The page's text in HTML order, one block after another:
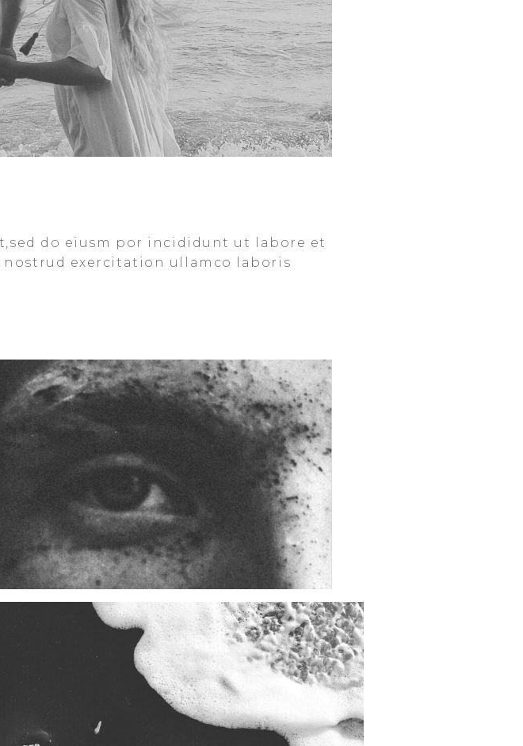
do eiusm por incididunt ut labore et
nostrud exercitation ullamco laboris